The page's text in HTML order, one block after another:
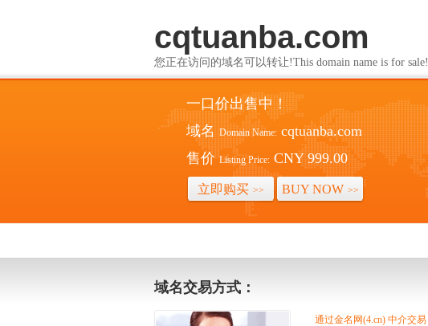
cqtuanba.com
您正在访问的域名可以转让!This domain name is for sale!
一口价出售中！
域名 Domain Name: cqtuanba.com
售价 Listing Price: CNY 999.00
立即购买 >> BUY NOW >>
域名交易方式：
通过金名网(4.cn) 中介交易